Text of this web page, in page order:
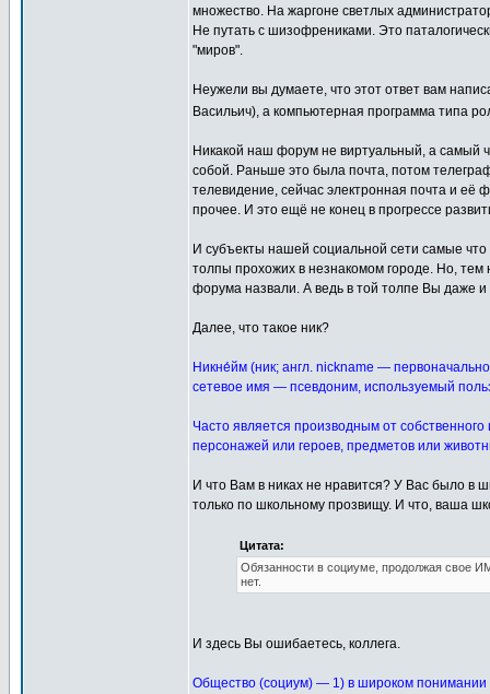
множество. На жаргоне светлых
Не путать с шизофрениками. Это
"миров".
Неужели вы думаете, что этот ответ вам
Васильич), а компьютерная программа типа
Никакой наш форум не виртуальный, а самый
собой. Раньше это была почта, потом
телевидение, сейчас электронная почта и
прочее. И это ещё не конец в прогрессе
И субъекты нашей социальной сети самые
толпы прохожих в незнакомом городе. Но,
форума назвали. А ведь в той толпе Вы даже и
Далее, что такое ник?
Никне́йм (ник; англ. nickname —
сетевое имя — псевдоним, используемый
Часто является производным от
персонажей или героев, предметов или
И что Вам в никах не нравится? У Вас было в
только по школьному прозвищу. И что, ваша
Цитата:
Обязанности в социуме, продолжая свое
нет.
И здесь Вы ошибаетесь, коллега.
Общество (социум) — 1) в широком понимании